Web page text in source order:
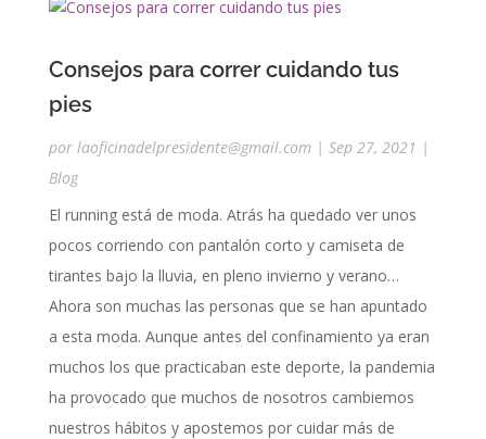
Consejos para correr cuidando tus
pies
por laoficinadelpresidente@gmail.com| Sep 27, 2021 |
Blog
El running está de moda. Atrás ha quedado ver unos
pocos corriendo con pantalón corto y camiseta de
tirantes bajo la lluvia, en pleno invierno y verano…
Ahora son muchas las personas que se han apuntado
a esta moda. Aunque antes del confinamiento ya eran
muchos los que practicaban este deporte, la pandemia
ha provocado que muchos de nosotros cambiemos
nuestros hábitos y apostemos por cuidar más de